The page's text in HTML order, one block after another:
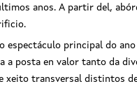
anos. A partir del,
espectáculo principal do
a posta en valor tanto da
xeito transversal distintos